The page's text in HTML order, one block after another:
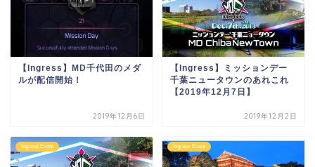
【Ingress】MD千代田のメダ
ルが配信開始！
2019年12月6日
【Ingress】ミッションデー
千葉ニュータウンのあれこれ
【2019年12月7日】
2019年12月2日
Ingress Event Ingress Event